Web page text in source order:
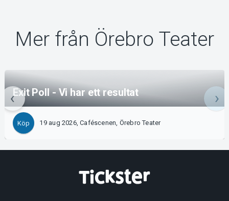
Mer från Örebro Teater
Exit Poll - Vi har ett resultat
Köp 19 aug 2026, Caféscenen, Örebro Teater